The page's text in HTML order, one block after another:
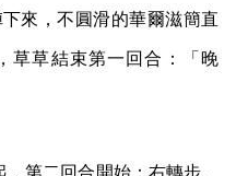
來，不圓滑的華爾滋簡直
草草結束第一回合：「晚